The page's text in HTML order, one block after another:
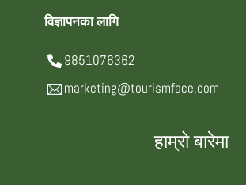
विज्ञापनका लागि
9851076362
marketing@tourismface.com
हाम्रो बारेमा